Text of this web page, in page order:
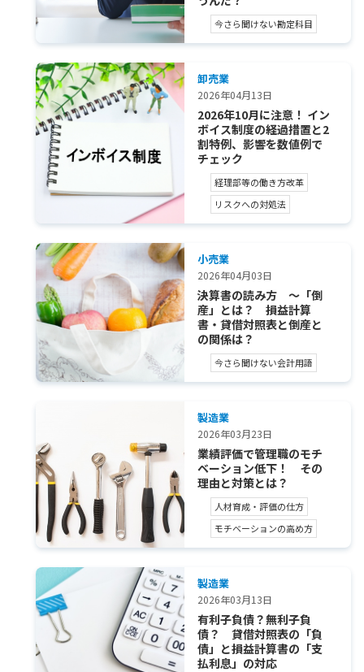
今さら聞けない勘定科目
卸売業
2026年04月13日
2026年10月に注意！ イン
ボイス制度の経過措置と2
割特例、影響を数値例で
チェック
経理部等の働き方改革
リスクへの対処法
小売業
2026年04月03日
決算書の読み方 ～「倒
産」とは？ 損益計算
書・貸借対照表と倒産と
の関係は？
今さら聞けない会計用語
製造業
2026年03月23日
業績評価で管理職のモチ
ベーション低下！ その
理由と対策とは？
人材育成・評価の仕方
モチベーションの高め方
製造業
2026年03月13日
有利子負債？無利子負
債？ 貸借対照表の「負
債」と損益計算書の「支
払利息」の対応